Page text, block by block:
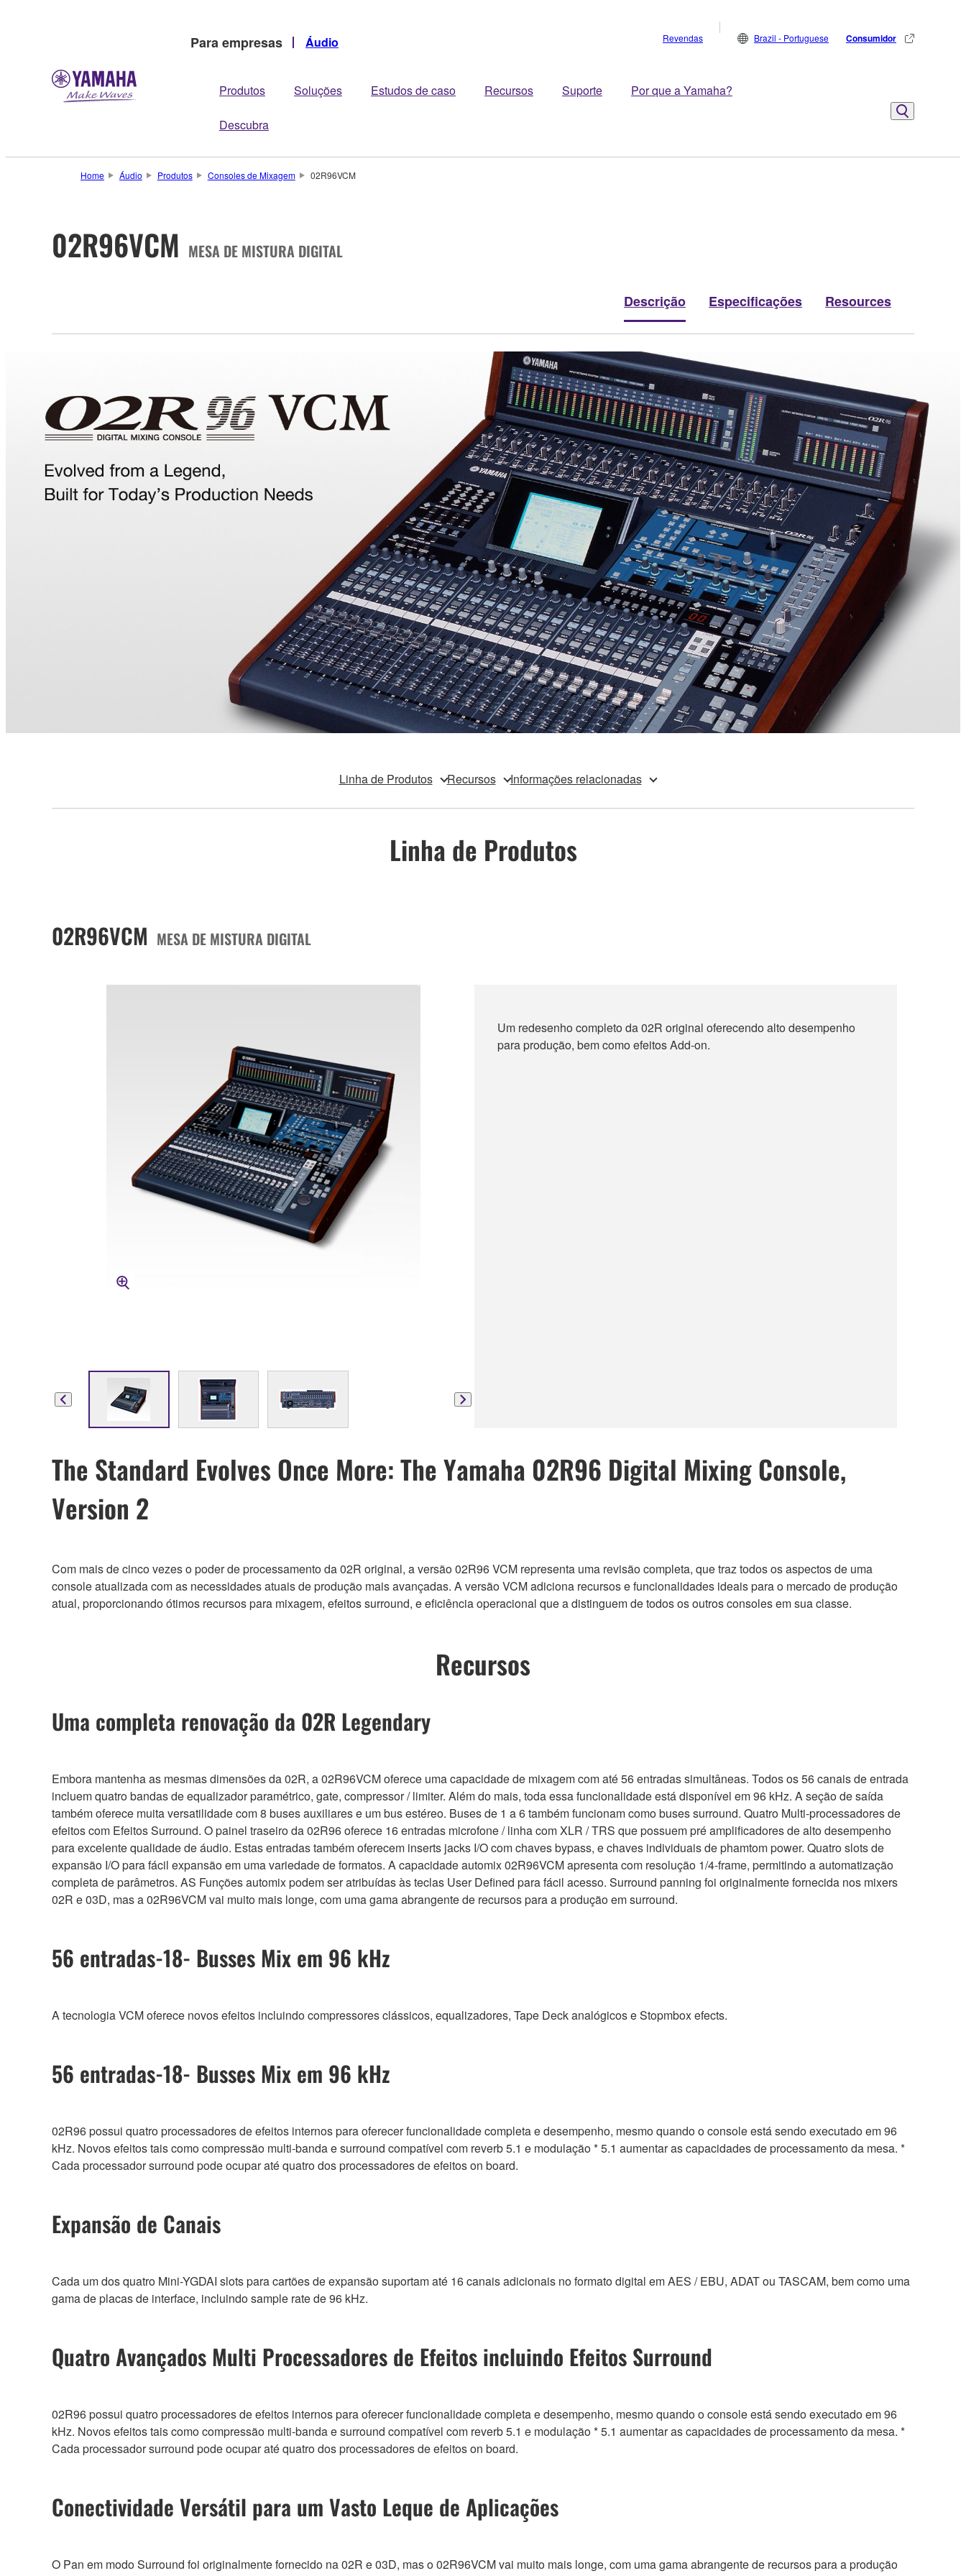
Para empresas Áudio
Produtos Soluções Estudos de caso Recursos Suporte Por que a Yamaha?
Descubra
Revendas Brazil - Portuguese Consumidor
Home Áudio Produtos Consoles de Mixagem 02R96VCM
02R96VCM MESA DE MISTURA DIGITAL
Descrição Especificações Resources
Linha de Produtos Recursos Informações relacionadas
Linha de Produtos
02R96VCM MESA DE MISTURA DIGITAL
Um redesenho completo da 02R original oferecendo alto desempenho
para produção, bem como efeitos Add-on.
The Standard Evolves Once More: The Yamaha 02R96 Digital Mixing Console,
Version 2
Com mais de cinco vezes o poder de processamento da 02R original, a versão 02R96 VCM representa uma revisão completa, que traz todos os aspectos de uma
console atualizada com as necessidades atuais de produção mais avançadas. A versão VCM adiciona recursos e funcionalidades ideais para o mercado de produção
atual, proporcionando ótimos recursos para mixagem, efeitos surround, e eficiência operacional que a distinguem de todos os outros consoles em sua classe.
Recursos
Uma completa renovação da 02R Legendary
Embora mantenha as mesmas dimensões da 02R, a 02R96VCM oferece uma capacidade de mixagem com até 56 entradas simultâneas. Todos os 56 canais de entrada
incluem quatro bandas de equalizador paramétrico, gate, compressor / limiter. Além do mais, toda essa funcionalidade está disponível em 96 kHz. A seção de saída
também oferece muita versatilidade com 8 buses auxiliares e um bus estéreo. Buses de 1 a 6 também funcionam como buses surround. Quatro Multi-processadores de
efeitos com Efeitos Surround. O painel traseiro da 02R96 oferece 16 entradas microfone / linha com XLR / TRS que possuem pré amplificadores de alto desempenho
para excelente qualidade de áudio. Estas entradas também oferecem inserts jacks I/O com chaves bypass, e chaves individuais de phamtom power. Quatro slots de
expansão I/O para fácil expansão em uma variedade de formatos. A capacidade automix 02R96VCM apresenta com resolução 1/4-frame, permitindo a automatização
completa de parâmetros. AS Funções automix podem ser atribuídas às teclas User Defined para fácil acesso. Surround panning foi originalmente fornecida nos mixers
02R e 03D, mas a 02R96VCM vai muito mais longe, com uma gama abrangente de recursos para a produção em surround.
56 entradas-18- Busses Mix em 96 kHz
A tecnologia VCM oferece novos efeitos incluindo compressores clássicos, equalizadores, Tape Deck analógicos e Stopmbox efects.
56 entradas-18- Busses Mix em 96 kHz
02R96 possui quatro processadores de efeitos internos para oferecer funcionalidade completa e desempenho, mesmo quando o console está sendo executado em 96
kHz. Novos efeitos tais como compressão multi-banda e surround compatível com reverb 5.1 e modulação * 5.1 aumentar as capacidades de processamento da mesa. *
Cada processador surround pode ocupar até quatro dos processadores de efeitos on board.
Expansão de Canais
Cada um dos quatro Mini-YGDAI slots para cartões de expansão suportam até 16 canais adicionais no formato digital em AES / EBU, ADAT ou TASCAM, bem como uma
gama de placas de interface, incluindo sample rate de 96 kHz.
Quatro Avançados Multi Processadores de Efeitos incluindo Efeitos Surround
02R96 possui quatro processadores de efeitos internos para oferecer funcionalidade completa e desempenho, mesmo quando o console está sendo executado em 96
kHz. Novos efeitos tais como compressão multi-banda e surround compatível com reverb 5.1 e modulação * 5.1 aumentar as capacidades de processamento da mesa. *
Cada processador surround pode ocupar até quatro dos processadores de efeitos on board.
Conectividade Versátil para um Vasto Leque de Aplicações
O Pan em modo Surround foi originalmente fornecido na 02R e 03D, mas o 02R96VCM vai muito mais longe, com uma gama abrangente de recursos para a produção